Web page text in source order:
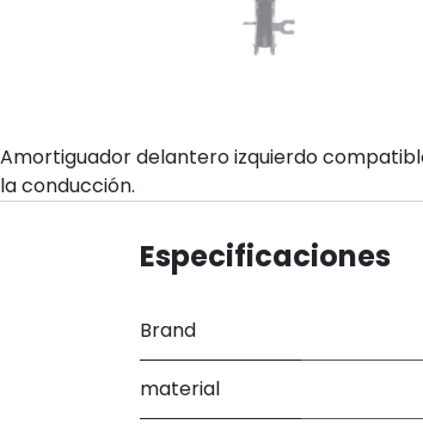
Amortiguador delantero izquierdo
la conducción.
Especificaciones
Brand
material